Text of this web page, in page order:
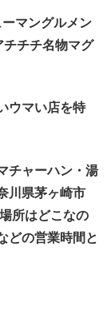
ーマングルメン
チチ名物マグ
ウマい店を特
チャーハン・湯
川県茅ヶ崎市
所はどこなの
どの営業時間と